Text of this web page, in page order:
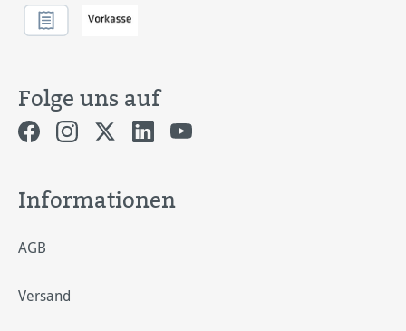
Folge uns auf
Informationen
AGB
Versand